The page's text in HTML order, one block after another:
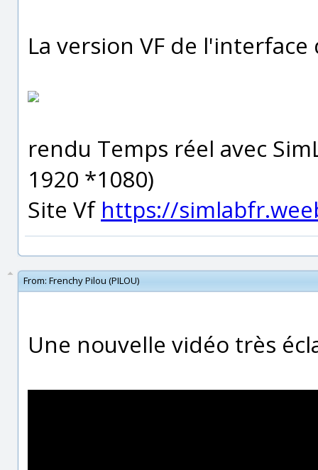
La version VF de
rendu Temps réel avec
1920 *1080)
Site Vf https://
From: Frenchy Pilou (PILOU)
Une nouvelle vidéo très